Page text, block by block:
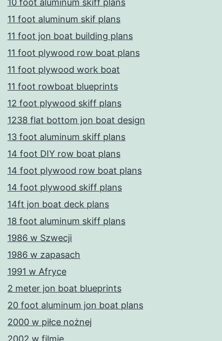
10 foot aluminum skiff plans
11 foot aluminum skif plans
11 foot jon boat building plans
11 foot plywood row boat plans
11 foot plywood work boat
11 foot rowboat blueprints
12 foot plywood skiff plans
1238 flat bottom jon boat design
13 foot aluminum skiff plans
14 foot DIY row boat plans
14 foot plywood row boat plans
14 foot plywood skiff plans
14ft jon boat deck plans
18 foot aluminum skiff plans
1986 w Szwecji
1986 w zapasach
1991 w Afryce
2 meter jon boat blueprints
20 foot aluminum jon boat plans
2000 w piłce nożnej
2002 w filmie